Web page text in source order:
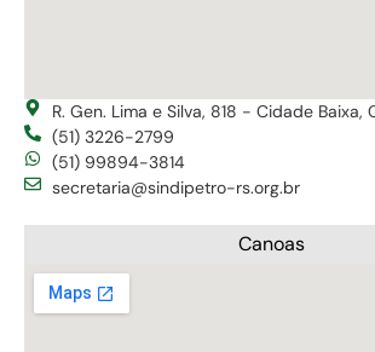
R. Gen. Lima e Silva, 818 - Cidade
(51) 3226-2799
(51) 99894-3814
secretaria@sindipetro-rs.org.br
Canoas